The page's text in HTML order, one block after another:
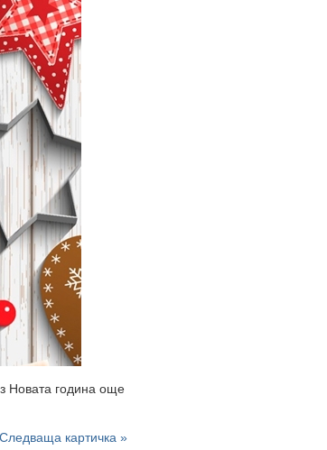
Новата година още
Следваща картичка »